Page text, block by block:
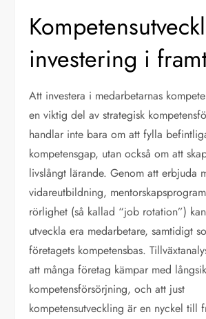
investering i
Att investera i medarbetarnas
en viktig del av strategisk
handlar inte bara om att fylla
kompetensgap, utan också om att
livslångt lärande. Genom att erbjuda
vidareutbildning,
rörlighet (så kallad “job rotation”)
utveckla era medarbetare, samtidigt
företagets kompetensbas.
att många företag kämpar med
kompetensförsörjning, och att just
kompetensutveckling är en nyckel till